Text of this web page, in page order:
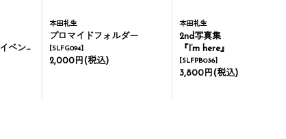
ント-
本田礼生
ブロマイドフォルダー
[SLFG094]
2,000円 (税込)
本田礼生
2nd写真集
『I’m here』
[SLFPB036]
3,800円 (税込)